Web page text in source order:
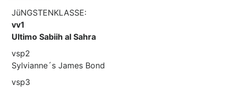
JüNGSTENKLASSE:
vv1
Ultimo Sabiih al Sahra
vsp2
Sylvianne´s James Bond
vsp3